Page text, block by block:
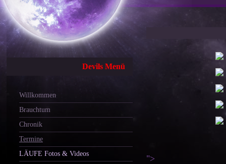
Devils Menü
Willkommen
Brauchtum
Chronik
Termine
LÄUFE Fotos & Videos
">